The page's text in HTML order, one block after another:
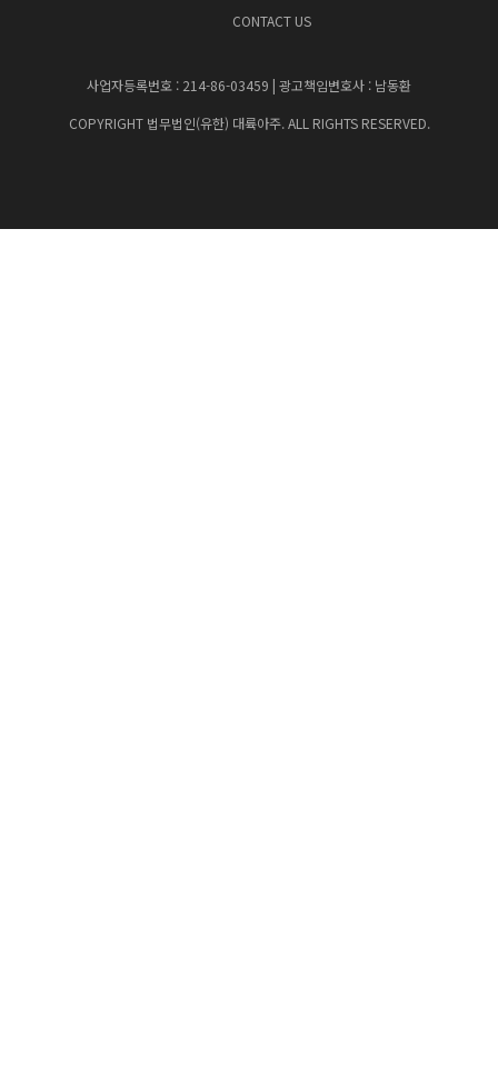
CONTACT US
사업자등록번호 : 214-86-03459 | 광고책임변호사 : 남동환
COPYRIGHT 법무법인(유한) 대륙아주. ALL RIGHTS RESERVED.